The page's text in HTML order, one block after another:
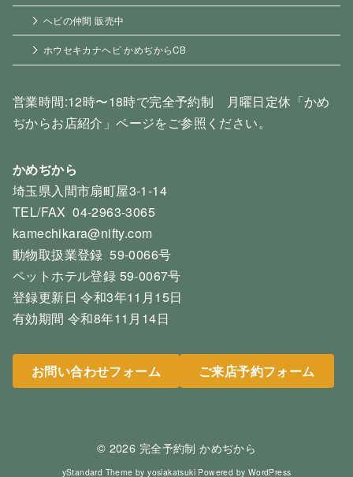
ヘビの仲間 販売中
ホウセキカナヘビ かめぢからCB
営業時間:12時〜18時で完全予約制 月曜日定休「かめ
ぢからお店紹介」ページをご参照ください。
かめぢから
埼玉県入間市扇町屋3-1-14
TEL/FAX 04-2963-3065
kamechikara@nifty.com
動物取扱業登録 59-0066号
ペットホテル登録 59-0067号
登録更新日 令和3年11月15日
有効期間 令和8年11月14日
お問い合わせフォーム ご来店予約フォーム
© 2026 完全予約制 かめぢから
yStandard Theme byyosiakatsuki Powered by WordPress